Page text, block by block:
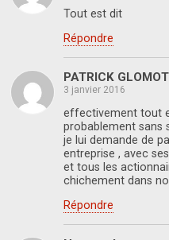
Tout est dit
Répondre
PATRICK GLOMOT
3 janvier 2016
effectivement tout
probablement sans
je lui demande de
entreprise , avec
et tous les
chichement dans
Répondre